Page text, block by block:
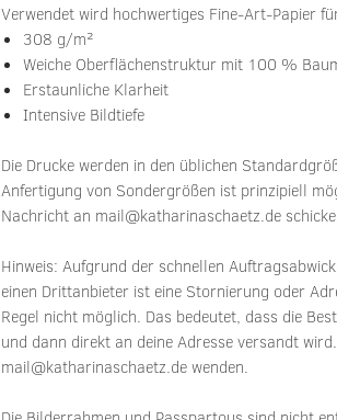
Verwendet wird hochwertiges Fine-Art-Papier
308 g/m²
Weiche Oberflächenstruktur mit 100 %
Erstaunliche Klarheit
Intensive Bildtiefe
Die Drucke werden in den üblichen
Anfertigung von Sondergrößen ist prinzipiell
Nachricht an mail@katharinaschaetz.de
Hinweis: Aufgrund der schnellen
einen Drittanbieter ist eine Stornierung oder
Regel nicht möglich. Das bedeutet, dass die
und dann direkt an deine Adresse versandt
mail@katharinaschaetz.de wenden.